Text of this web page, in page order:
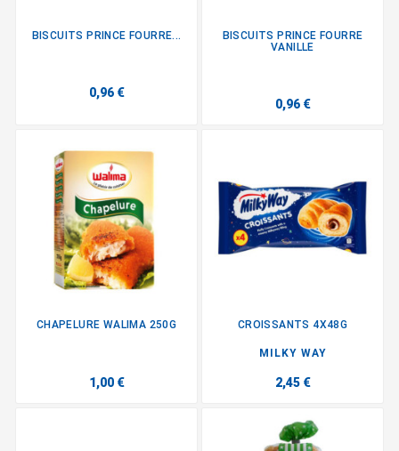
BISCUITS PRINCE FOURRE...
0,96 €
BISCUITS PRINCE FOURRE
VANILLE
0,96 €
CHAPELURE WALIMA 250G
1,00 €
CROISSANTS 4X48G
MILKY WAY
2,45 €